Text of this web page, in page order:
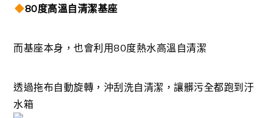
80度高溫自清潔基座
而基座本身，也會利用80度熱水高溫自清潔
透過拖布自動旋轉，沖刮洗自清潔，讓髒污全都跑到汙
水箱